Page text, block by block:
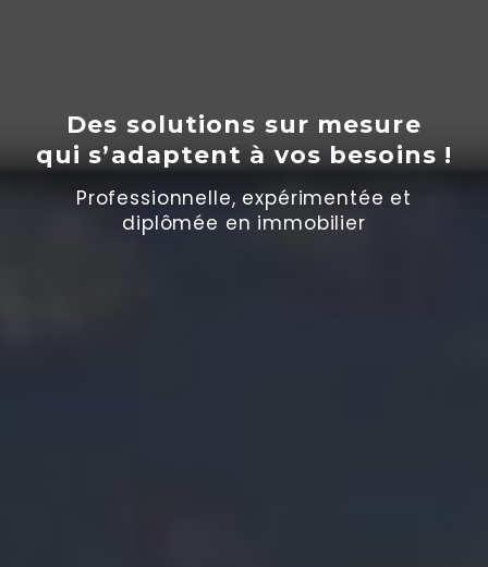
Des solutions sur mesure
qui s’adaptent à vos besoins !
Professionnelle, expérimentée et
diplômée en immobilier